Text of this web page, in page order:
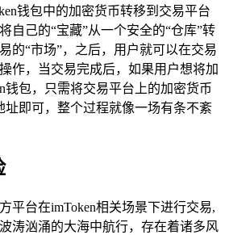
钱包中的加密货币转移到交易平台
自己的“宝藏”从一个安全的“仓库”转
的“市场”，之后，用户就可以在交易
作，当交易完成后，如果用户想将加
钱包，只需将交易平台上的加密货币
址即可，整个过程就像一场有条不紊
平台在imToken相关场景下进行交易,
涛汹涌的大海中航行，存在着诸多风